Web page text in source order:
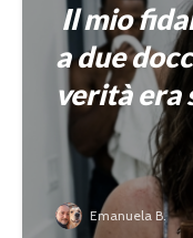
Il mio
a due
verità era
Emanuela B.